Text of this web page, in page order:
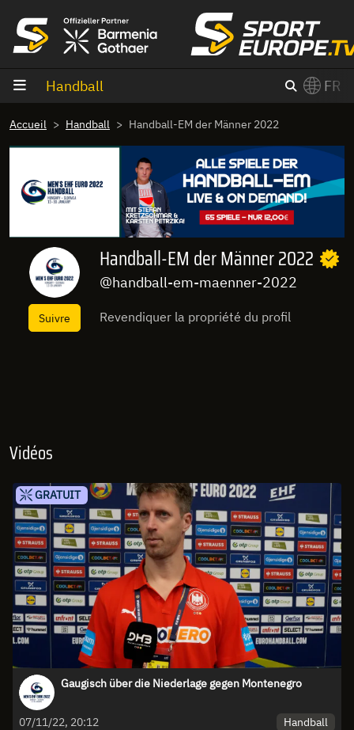
Handball FR
Switch to English?
Accueil Handball Handball-EM der Männer 2022
Suivre
Handball-EM der Männer 2022
@handball-em-maenner-2022
Revendiquer la propriété du profil
Vidéos
GRATUIT
Gaugisch über die Niederlage gegen Montenegro
07/11/22, 20:12 Handball